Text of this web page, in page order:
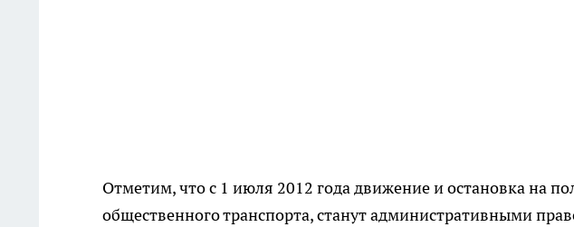
Отметим, что с 1 июля 2012 года движение и остановка на
общественного транспорта, станут административными